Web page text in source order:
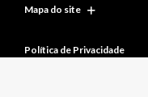
Mapa do site
Política de Privacidade